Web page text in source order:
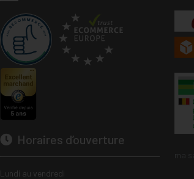
Horaires d’ouverture
Lundi au vendredi